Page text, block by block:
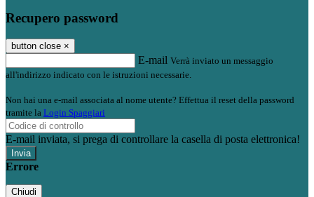
Recupero password
button close ×
E-mail Verrà inviato un messaggio
all'indirizzo indicato con le istruzioni necessarie.
Non hai una e-mail associata al nome utente? Effettua il reset della password
tramite la Login Spaggiari
E-mail inviata, si prega di controllare la casella di posta elettronica!
Errore
Chiudi